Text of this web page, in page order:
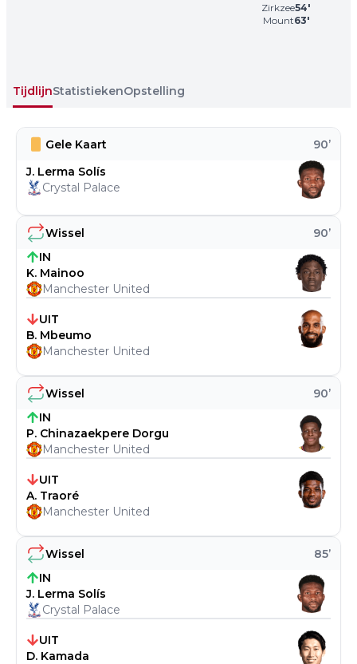
Zirkzee54'
Mount63'
TijdlijnStatistiekenOpstelling
Wissel 85’
IN
J. Lerma Solís
Crystal Palace
UIT
D. Kamada
Wissel 90’
IN
P. Chinazaekpere Dorgu
Manchester United
UIT
A. Traoré
Manchester United
Wissel 90’
IN
K. Mainoo
Manchester United
UIT
B. Mbeumo
Manchester United
Gele Kaart 90’
J. Lerma Solís
Crystal Palace